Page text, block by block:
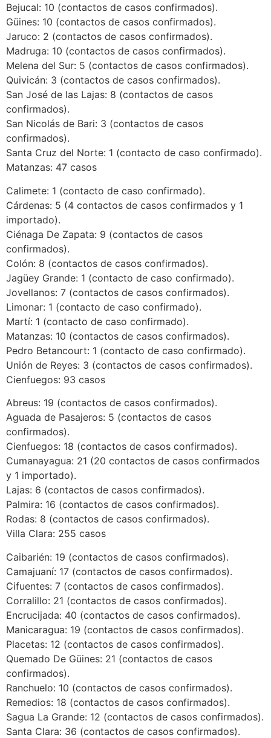
Bejucal: 10 (contactos de casos confirmados).
Güines: 10 (contactos de casos confirmados).
Jaruco: 2 (contactos de casos confirmados).
Madruga: 10 (contactos de casos confirmados).
Melena del Sur: 5 (contactos de casos confirmados).
Quivicán: 3 (contactos de casos confirmados).
San José de las Lajas: 8 (contactos de casos
confirmados).
San Nicolás de Bari: 3 (contactos de casos
confirmados).
Santa Cruz del Norte: 1 (contacto de caso confirmado).
Matanzas: 47 casos
Calimete: 1 (contacto de caso confirmado).
Cárdenas: 5 (4 contactos de casos confirmados y 1
importado).
Ciénaga De Zapata: 9 (contactos de casos
confirmados).
Colón: 8 (contactos de casos confirmados).
Jagüey Grande: 1 (contacto de caso confirmado).
Jovellanos: 7 (contactos de casos confirmados).
Limonar: 1 (contacto de caso confirmado).
Martí: 1 (contacto de caso confirmado).
Matanzas: 10 (contactos de casos confirmados).
Pedro Betancourt: 1 (contacto de caso confirmado).
Unión de Reyes: 3 (contactos de casos confirmados).
Cienfuegos: 93 casos
Abreus: 19 (contactos de casos confirmados).
Aguada de Pasajeros: 5 (contactos de casos
confirmados).
Cienfuegos: 18 (contactos de casos confirmados).
Cumanayagua: 21 (20 contactos de casos confirmados
y 1 importado).
Lajas: 6 (contactos de casos confirmados).
Palmira: 16 (contactos de casos confirmados).
Rodas: 8 (contactos de casos confirmados).
Villa Clara: 255 casos
Caibarién: 19 (contactos de casos confirmados).
Camajuaní: 17 (contactos de casos confirmados).
Cifuentes: 7 (contactos de casos confirmados).
Corralillo: 21 (contactos de casos confirmados).
Encrucijada: 40 (contactos de casos confirmados).
Manicaragua: 19 (contactos de casos confirmados).
Placetas: 12 (contactos de casos confirmados).
Quemado De Güines: 21 (contactos de casos
confirmados).
Ranchuelo: 10 (contactos de casos confirmados).
Remedios: 18 (contactos de casos confirmados).
Sagua La Grande: 12 (contactos de casos confirmados).
Santa Clara: 36 (contactos de casos confirmados).